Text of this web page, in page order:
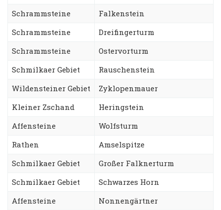
Schrammsteine
Falkenstein
Schrammsteine
Dreifingerturm
Schrammsteine
Ostervorturm
Schmilkaer Gebiet
Rauschenstein
Wildensteiner Gebiet
Zyklopenmauer
Kleiner Zschand
Heringstein
Affensteine
Wolfsturm
Rathen
Amselspitze
Schmilkaer Gebiet
Großer Falknerturm
Schmilkaer Gebiet
Schwarzes Horn
Affensteine
Nonnengärtner